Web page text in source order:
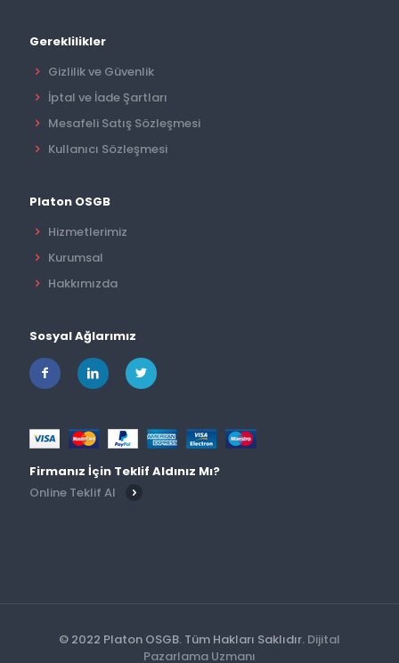
Gereklilikler
Gizlilik ve Güvenlik
İptal ve İade Şartları
Mesafeli Satış Sözleşmesi
Kullanıcı Sözleşmesi
Platon OSGB
Hizmetlerimiz
Kurumsal
Hakkımızda
Sosyal Ağlarımız
Firmanız İçin Teklif Aldınız Mı?
Online Teklif Al
© 2022 Platon OSGB. Tüm Hakları Saklıdır. Dijital
Pazarlama Uzmanı